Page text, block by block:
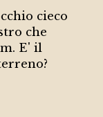
cieco
che
E' il